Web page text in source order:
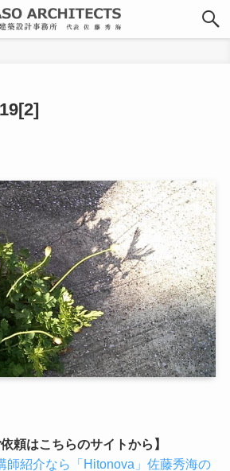
依頼はこちらのサイトから】